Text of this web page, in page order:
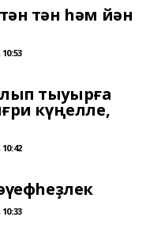
тән һәм йән
тыуырға
күңелле,